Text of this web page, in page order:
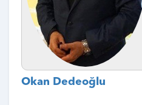
Okan Dedeoğlu